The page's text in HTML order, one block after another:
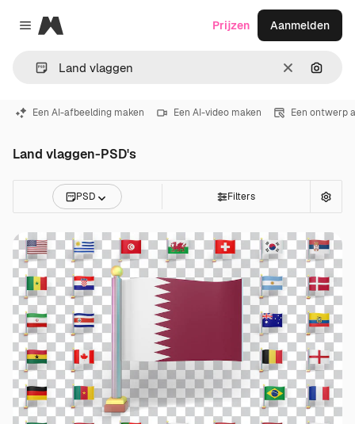
Close menu
Magnific
Wissen
Prijzen Aanmelden
Een AI-afbeelding maken Een AI-video maken Een ontwerp
Land vlaggen-PSD's
PSD Filters